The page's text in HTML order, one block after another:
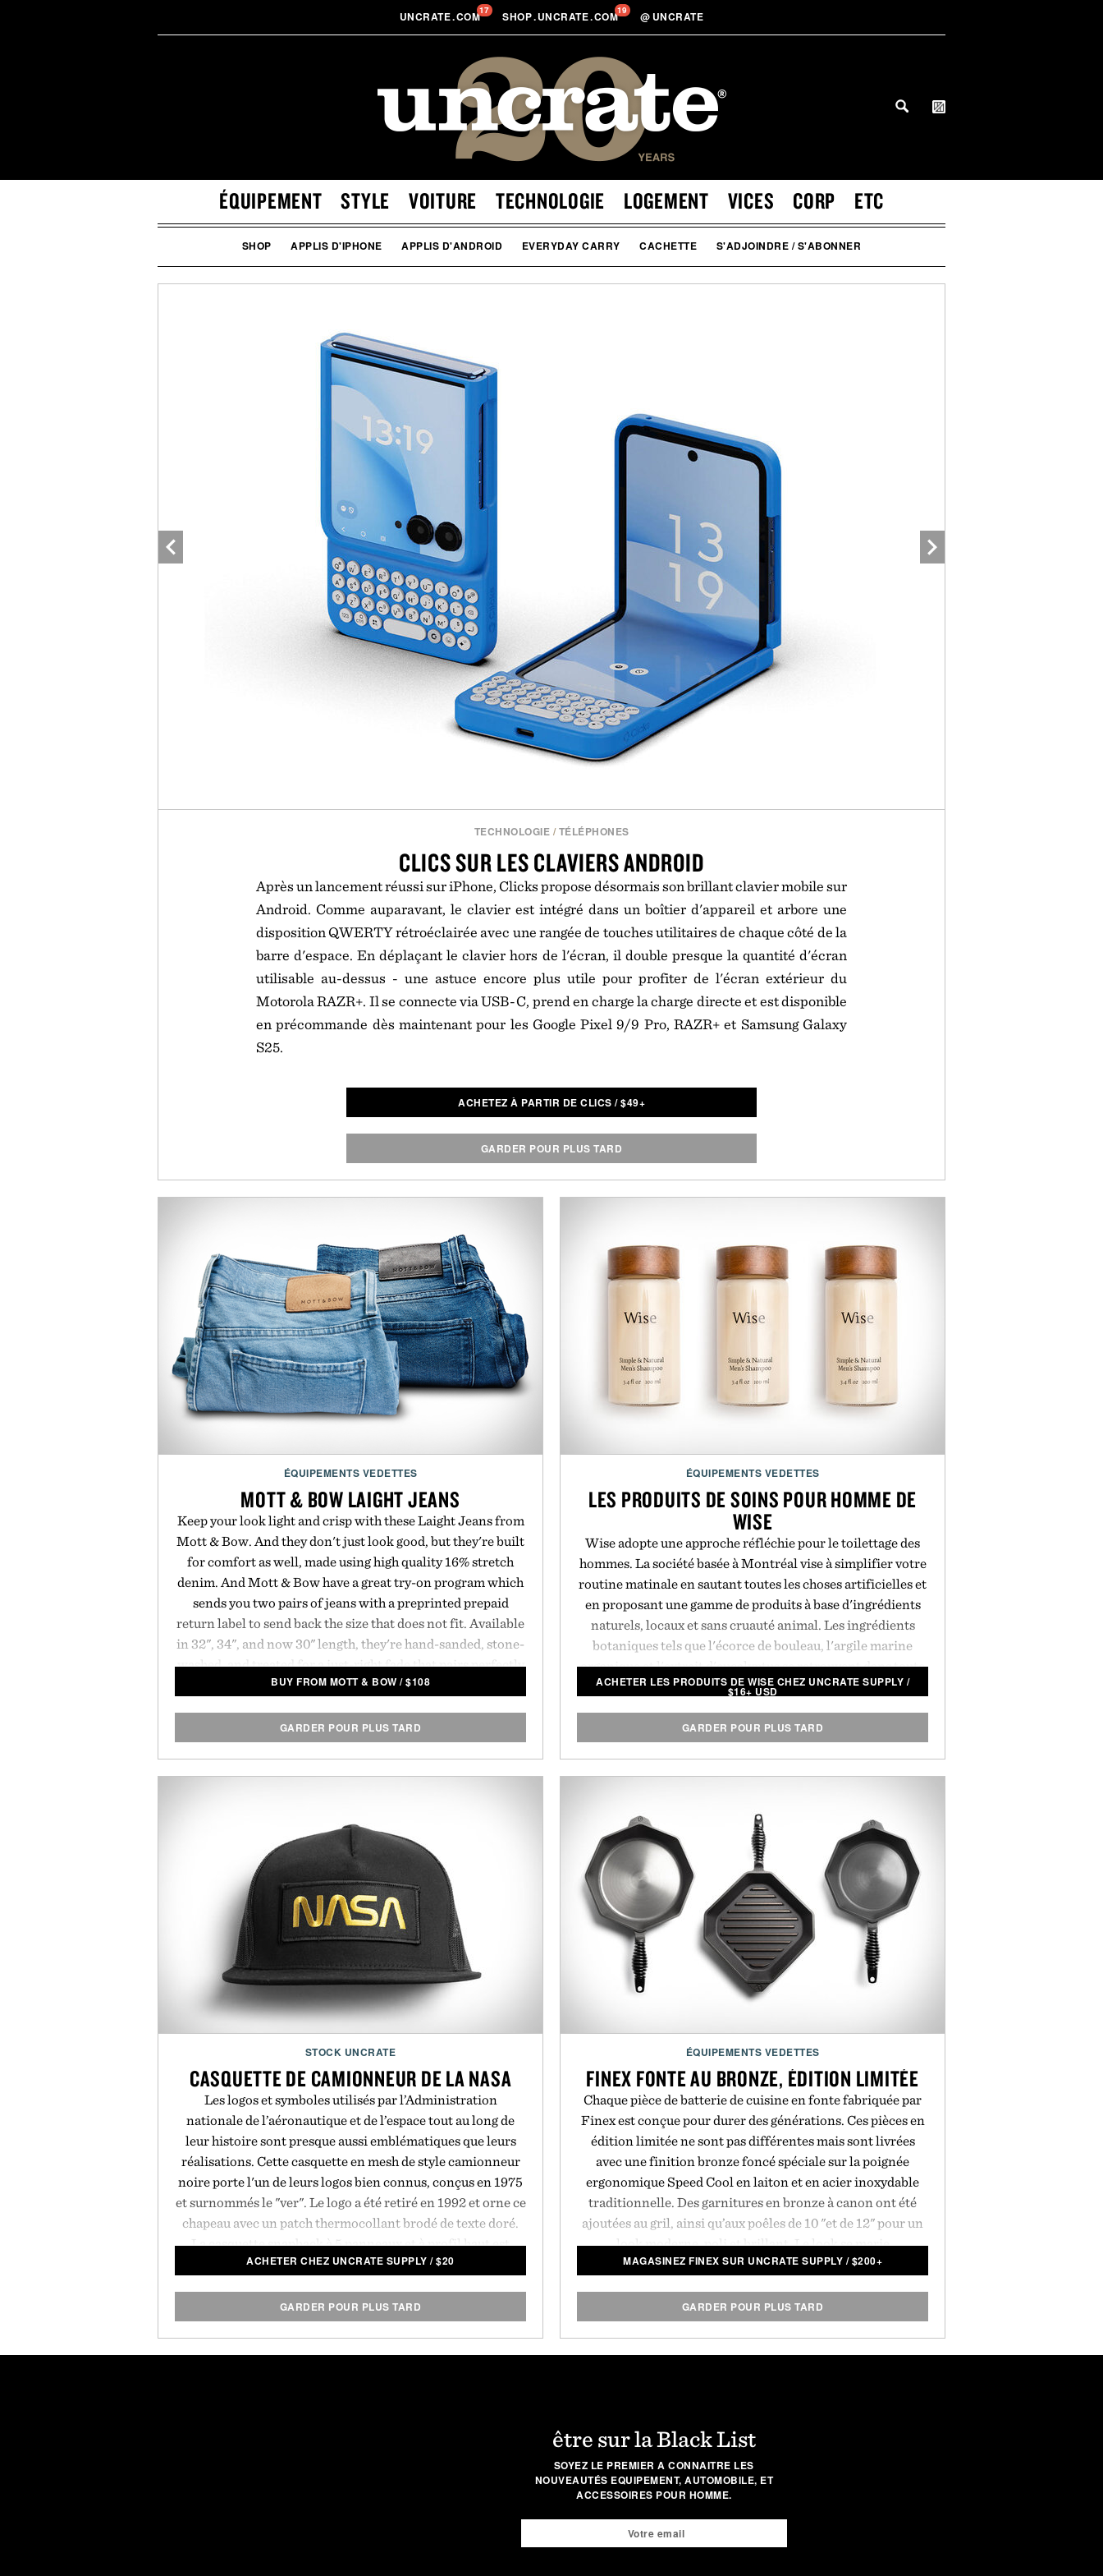
UNCRATE.COM17 SHOP.UNCRATE.COM19 @ UNCRATE
ÉQUIPEMENT STYLE VOITURE TECHNOLOGIE LOGEMENT VICES CORP ETC
SHOP APPLIS D'IPHONE APPLIS D'ANDROID EVERYDAY CARRY CACHETTE S'ADJOINDRE / S'ABONNER
TECHNOLOGIE / TÉLÉPHONES
CLICS SUR LES CLAVIERS ANDROID
Après un lancement réussi sur iPhone, Clicks propose désormais son brillant clavier mobile sur
Android. Comme auparavant, le clavier est intégré dans un boîtier d'appareil et arbore une
disposition QWERTY rétroéclairée avec une rangée de touches utilitaires de chaque côté de la
barre d'espace. En déplaçant le clavier hors de l'écran, il double presque la quantité d'écran
utilisable au-dessus - une astuce encore plus utile pour profiter de l'écran extérieur du
Motorola RAZR+. Il se connecte via USB-C, prend en charge la charge directe et est disponible
en précommande dès maintenant pour les Google Pixel 9/9 Pro, RAZR+ et Samsung Galaxy
S25.
ACHETEZ À PARTIR DE CLICS /$49+
GARDER POUR PLUS TARD
ÉQUIPEMENTS VEDETTES
MOTT & BOW LAIGHT JEANS
Keep your look light and crisp with these Laight Jeans from
Mott & Bow. And they don't just look good, but they're built
for comfort as well, made using high quality 16% stretch
denim. And Mott & Bow have a great try-on program which
sends you two pairs of jeans with a preprinted prepaid
return label to send back the size that does not fit. Available
in 32", 34", and now 30" length, they're hand-sanded, stone-
washed, and treated for a just-right fade that pairs perfectly
with bright spring and summer tops and requires no break-
Presented by Mott & Bow.
BUY FROM MOTT & BOW /$108
GARDER POUR PLUS TARD
ÉQUIPEMENTS VEDETTES
LES PRODUITS DE SOINS POUR HOMME DE
WISE
Wise adopte une approche réfléchie pour le toilettage des
hommes. La société basée à Montréal vise à simplifier votre
routine matinale en sautant toutes les choses artificielles et
en proposant une gamme de produits à base d'ingrédients
naturels, locaux et sans cruauté animal. Les ingrédients
botaniques tels que l'écorce de bouleau, l'argile marine
organique et l'extrait d'eucalyptus se retrouvent dans toute
la gamme de produits. Tous les produits sont emballés dans
pommade à l'argile glacéeet la
ACHETER LES PRODUITS DE WISE CHEZ UNCRATE SUPPLY /
$16+ USD
GARDER POUR PLUS TARD
STOCK UNCRATE
CASQUETTE DE CAMIONNEUR DE LA NASA
Les logos et symboles utilisés par l’Administration
nationale de l’aéronautique et de l’espace tout au long de
leur histoire sont presque aussi emblématiques que leurs
réalisations. Cette casquette en mesh de style camionneur
noire porte l'un de leurs logos bien connus, conçus en 1975
et surnommés le "ver". Le logo a été retiré en 1992 et orne ce
chapeau avec un patch thermocollant brodé de texte doré.
La casquette snapback à 5 panneaux et à profil haut est
légère et respirante et ajoute une touche nostalgique à votre
ACHETER CHEZ UNCRATE SUPPLY /$20
GARDER POUR PLUS TARD
ÉQUIPEMENTS VEDETTES
FINEX FONTE AU BRONZE, ÉDITION LIMITÉE
Chaque pièce de batterie de cuisine en fonte fabriquée par
Finex est conçue pour durer des générations. Ces pièces en
édition limitée ne sont pas différentes mais sont livrées
avec une finition bronze foncé spéciale sur la poignée
ergonomique Speed Cool en laiton et en acier inoxydable
traditionnelle. Des garnitures en bronze à canon ont été
ajoutées au gril, ainsi qu’aux poêles de 10 "et de 12" pour un
look moderne, poli et brillant. Le look se marie
parfaitement à la fonte polyvalente et durable, qui offre une
comme surface de cuisson presque indestructible à tout
moment de la cuisson.
MAGASINEZ FINEX SUR UNCRATE SUPPLY /$200+
GARDER POUR PLUS TARD
être sur la Black List
SOYEZ LE PREMIER A CONNAITRE LES
NOUVEAUTÉS EQUIPEMENT, AUTOMOBILE, ET
ACCESSOIRES POUR HOMME.